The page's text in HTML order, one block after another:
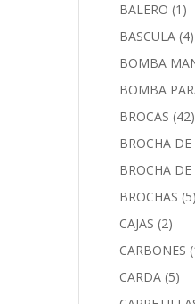
BALERO (1)
BASCULA (4)
BOMBA
BOMBA
BROCAS (42)
BROCHA
BROCHA
BROCHAS (5)
CAJAS (2)
CARBONES
CARDA (5)